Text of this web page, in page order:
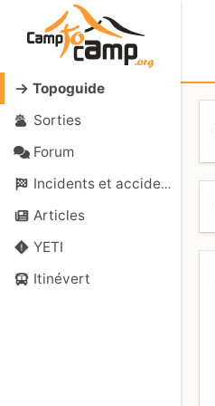
Topoguide
Sorties
Forum
Incidents et accidents
Articles
YETI
Itinévert